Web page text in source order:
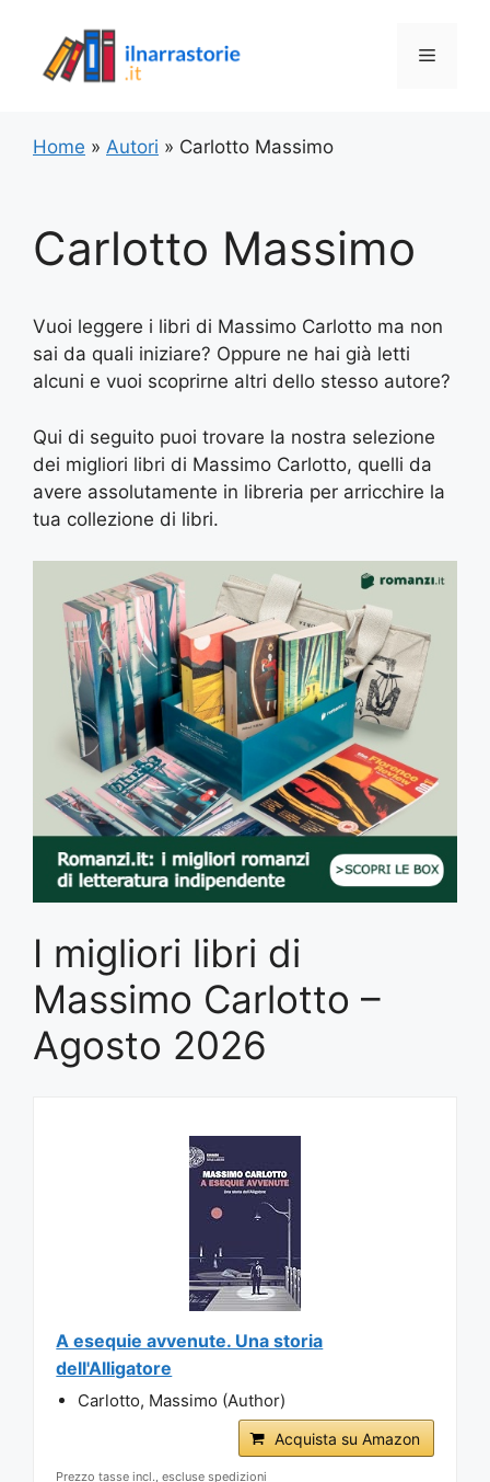
contenuto
Menu
Home » Autori » Carlotto Massimo
Carlotto Massimo
Vuoi leggere i libri di Massimo Carlotto ma non
sai da quali iniziare? Oppure ne hai già letti
alcuni e vuoi scoprirne altri dello stesso autore?
Qui di seguito puoi trovare la nostra selezione
dei migliori libri di Massimo Carlotto, quelli da
avere assolutamente in libreria per arricchire la
tua collezione di libri.
I migliori libri di
Massimo Carlotto –
Agosto 2026
A esequie avvenute. Una storia
dell'Alligatore
Carlotto, Massimo (Author)
Acquista su Amazon
Prezzo tasse incl., escluse spedizioni